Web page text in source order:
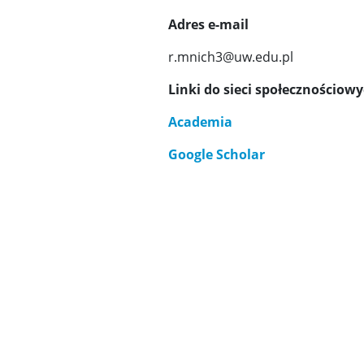
Adres e-mail
r.mnich3@uw.edu.pl
Linki do sieci
Academia
Google Scholar